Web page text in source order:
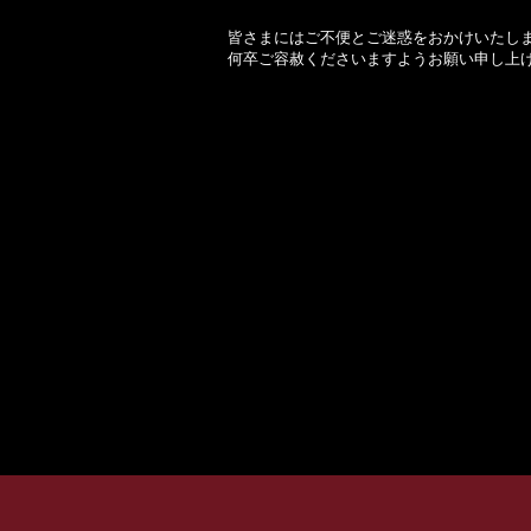
皆さまにはご不便とご迷惑をおかけいたし
何卒ご容赦くださいますようお願い申し上